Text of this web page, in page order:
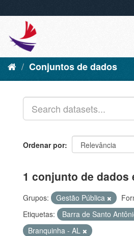
Conjuntos de dados
Ordenar por
1 conjunto de dados
Grupos: Gestão Pública
Etiquetas:
Barra de Santo
Branquinha - AL